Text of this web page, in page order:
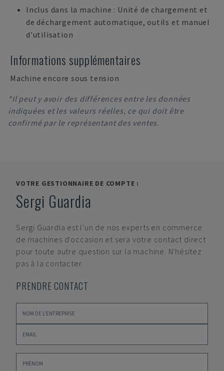
Inclus dans la machine : Unité de chargement et
de déchargement automatique, outils et manuel
d'utilisation
Informations supplémentaires
Machine encore sous tension
*Il peut y avoir des différences entre les données
indiquées et les valeurs réelles, ce qui doit être
confirmé par le représentant des ventes.
VOTRE GESTIONNAIRE DE COMPTE :
Sergi Guardia
Sergi Guardia est l'un de nos experts en commerce
de machines d'occasion et sera votre contact direct
pour toute autre question sur la machine. N'hésitez
pas à la contacter.
PRENDRE CONTACT